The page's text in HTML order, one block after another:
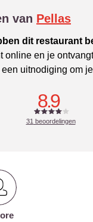
van Pellas
dit restaurant
online en je
uitnodiging om
8.9
31 beoordelingen